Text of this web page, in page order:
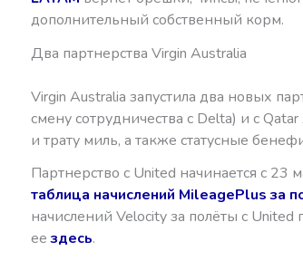
дополнительный собственный корм.
Два партнерства Virgin Australia
Virgin Australia запустила два новых
смену сотрудничества с Delta) и с
и трату миль, а также статусные
Партнерство с United начинается с 23
таблица начислений MileagePlus за
начислений Velocity за полёты с
еездесь.